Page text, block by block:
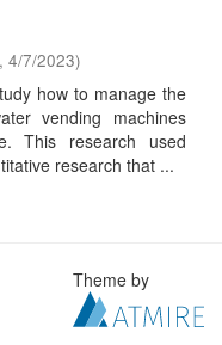
, 4/7/2023)
how to manage the
vending machines
This research used
research that ...
Theme by